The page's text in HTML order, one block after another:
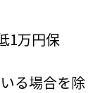
1万円保
る場合を除